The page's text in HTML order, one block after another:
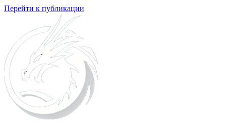
Перейти к публикации